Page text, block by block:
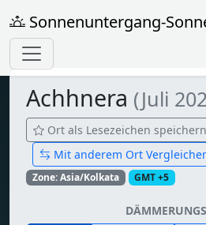
Sonnenuntergang-
Achhnera (Juli
Ort als Lesezeichen speichern
Mit anderem Ort
Zone: Asia/Kolkata GMT +5